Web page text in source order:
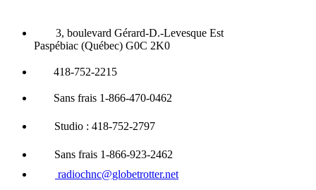
3, boulevard Gérard-D.-Levesque Est
Paspébiac (Québec) G0C 2K0
418-752-2215
Sans frais 1-866-470-0462
Studio : 418-752-2797
Sans frais 1-866-923-2462
radiochnc@globetrotter.net